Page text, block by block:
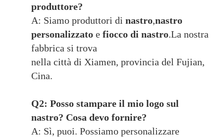
produttore?
A: Siamo produttori di nastro,nastro
personalizzatoe fiocco di nastro.La nostra
fabbrica si trova
nella città di Xiamen, provincia del Fujian,
Cina.
Q2: Posso stampare il mio logo sul
nastro? Cosa devo fornire?
A: Sì, puoi. Possiamo personalizzare